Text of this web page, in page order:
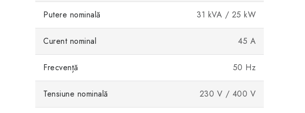
Putere nominală 31 kVA / 25 kW
Curent nominal 45 A
Frecvență 50 Hz
Tensiune nominală 230 V / 400 V